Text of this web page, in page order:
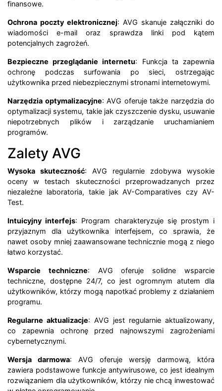
finansowe.
Ochrona poczty elektronicznej: AVG skanuje załączniki do
wiadomości e-mail oraz sprawdza linki pod kątem
potencjalnych zagrożeń.
Bezpieczne przeglądanie internetu: Funkcja ta zapewnia
ochronę podczas surfowania po sieci, ostrzegając
użytkownika przed niebezpiecznymi stronami internetowymi.
Narzędzia optymalizacyjne: AVG oferuje także narzędzia do
optymalizacji systemu, takie jak czyszczenie dysku, usuwanie
niepotrzebnych plików i zarządzanie uruchamianiem
programów.
Zalety AVG
Wysoka skuteczność: AVG regularnie zdobywa wysokie
oceny w testach skuteczności przeprowadzanych przez
niezależne laboratoria, takie jak AV-Comparatives czy AV-
Test.
Intuicyjny interfejs: Program charakteryzuje się prostym i
przyjaznym dla użytkownika interfejsem, co sprawia, że
nawet osoby mniej zaawansowane technicznie mogą z niego
łatwo korzystać.
Wsparcie techniczne: AVG oferuje solidne wsparcie
techniczne, dostępne 24/7, co jest ogromnym atutem dla
użytkowników, którzy mogą napotkać problemy z działaniem
programu.
Regularne aktualizacje: AVG jest regularnie aktualizowany,
co zapewnia ochronę przed najnowszymi zagrożeniami
cybernetycznymi.
Wersja darmowa: AVG oferuje wersję darmową, która
zawiera podstawowe funkcje antywirusowe, co jest idealnym
rozwiązaniem dla użytkowników, którzy nie chcą inwestować